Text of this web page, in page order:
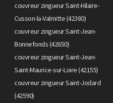
couvreur zingueur Saint-Hilaire-
Cusson-la-Valmitte (42380)
couvreur zingueur Saint-Jean-
Bonnefonds (42650)
couvreur zingueur Saint-Jean-
Saint-Maurice-sur-Loire (42155)
couvreur zingueur Saint-Jodard
(42590)